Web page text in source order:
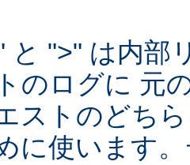
と ">" は内部
のログに 元
ストのどち
に使います